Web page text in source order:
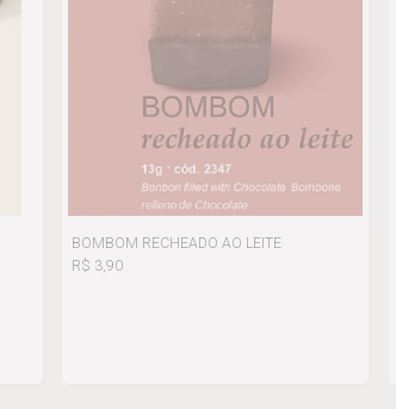
BOMBOM RECHEADO AO LEITE
R$ 3,90